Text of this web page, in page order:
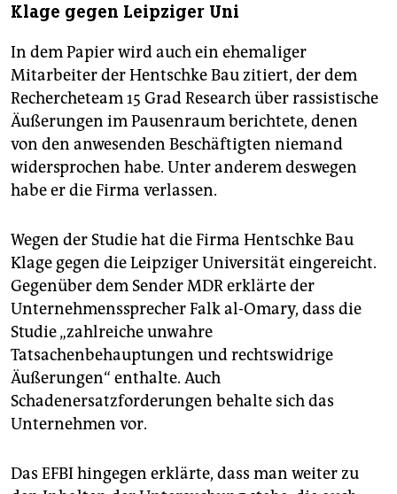
Klage gegen Leipziger Uni
In dem Papier wird auch ein ehemaliger
Mitarbeiter der Hentschke Bau zitiert, der dem
Rechercheteam 15 Grad Research über rassistische
Äußerungen im Pausenraum berichtete, denen
von den anwesenden Beschäftigten niemand
widersprochen habe. Unter anderem deswegen
habe er die Firma verlassen.
Wegen der Studie hat die Firma Hentschke Bau
Klage gegen die Leipziger Universität eingereicht.
Gegenüber dem Sender MDR erklärte der
Unternehmenssprecher Falk al-Omary, dass die
Studie „zahlreiche unwahre
Tatsachenbehauptungen und rechtswidrige
Äußerungen“ enthalte. Auch
Schadenersatzforderungen behalte sich das
Unternehmen vor.
Das EFBI hingegen erklärte, dass man weiter zu